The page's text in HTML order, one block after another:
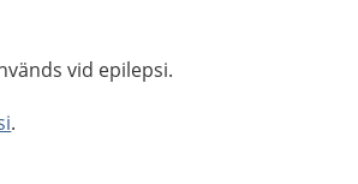
vid epilepsi.
.